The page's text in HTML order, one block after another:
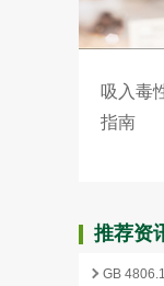
吸入毒
指南
推荐资